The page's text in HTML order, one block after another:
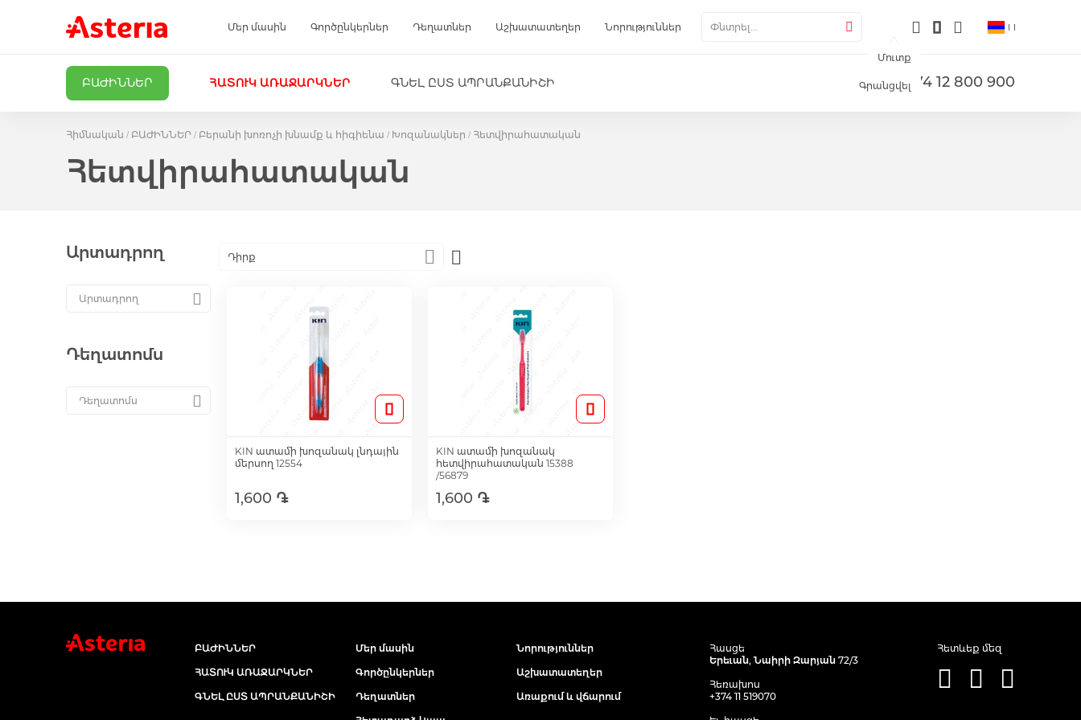
Մեր մասին Գործընկերներ Դեղատներ Աշխատատեղեր Նորություններ Գալերիա
+374 12 800 900
Մուտք
Գրանցվել
ԲԱԺԻՆՆԵՐ ՀԱՏՈՒԿ ԱՌԱՋԱՐԿՆԵՐ ԳՆԵԼ ԸՍՏ ԱՊՐԱՆՔԱՆԻՇԻ
Փնտրել
Հիմնական ԲԱԺԻՆՆԵՐ Բերանի խոռոչի խնամք և հիգիենա Խոզանակներ Հետվիրահատական
Հետվիրահատական
Արտադրող
Դեղատոմս
Դիրք
Descending
Direction
KIN ատամի խոզանակ լնդային
մերսող 12554
1,600 ֏
KIN ատամի խոզանակ
հետվիրահատական 15388
/56879
1,600 ֏
ԲԱԺԻՆՆԵՐ
ՀԱՏՈՒԿ ԱՌԱՋԱՐԿՆԵՐ
ԳՆԵԼ ԸՍՏ ԱՊՐԱՆՔԱՆԻՇԻ
Մեր մասին
Գործընկերներ
Դեղատներ
Նորություններ
Աշխատատեղեր
Առաքում և վճարում
Հասցե
Երեւան, Նաիրի Զարյան 72/3
Հեռախոս
+374 11 519070
Հետևեք մեզ